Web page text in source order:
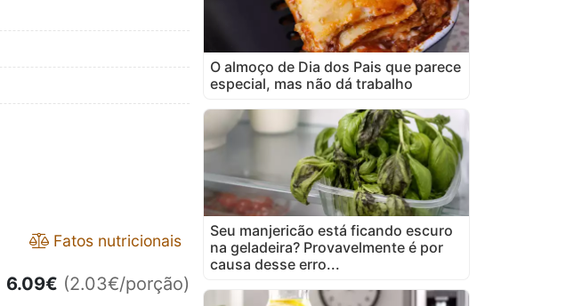
Fatos nutricionais
6.09€ (2.03€/porção)
O almoço de Dia dos Pais que parece
especial, mas não dá trabalho
Seu manjericão está ficando escuro
na geladeira? Provavelmente é por
causa desse erro...